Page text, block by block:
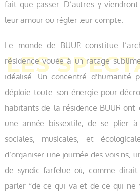
fait que passer. D’autres y
leur amour ou régler leur compte.
Le monde de BUUR constitue
résidence vouée à un ratage
idéalisé. Un concentré d’humanité
déploie toute son énergie pour
habitants de la résidence BUUR ont
une année bissextile, de se plier à
sociales, musicales, et
d’organiser une journée des voisins,
de syndic farfelue où, comme dirait
parler “de ce qui va et de ce qui ne